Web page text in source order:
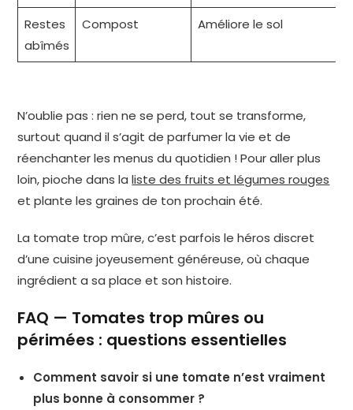
Restes
abîmés
Compost Améliore le sol
N’oublie pas : rien ne se perd, tout se transforme,
surtout quand il s’agit de parfumer la vie et de
réenchanter les menus du quotidien ! Pour aller plus
loin, pioche dans laliste des fruits et légumes rouges
et plante les graines de ton prochain été.
La tomate trop mûre, c’est parfois le héros discret
d’une cuisine joyeusement généreuse, où chaque
ingrédient a sa place et son histoire.
FAQ — Tomates trop mûres ou
périmées : questions essentielles
Comment savoir si une tomate n’est vraiment
plus bonne à consommer ?